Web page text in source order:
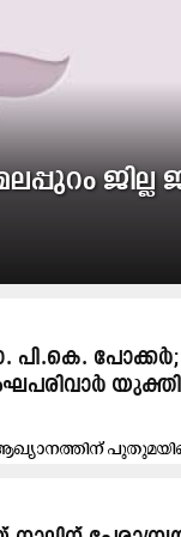
ജില്ല
പി.കെ. പോക്കർ;